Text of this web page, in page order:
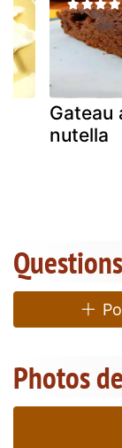
Gateau
nutella
Questions
Photos